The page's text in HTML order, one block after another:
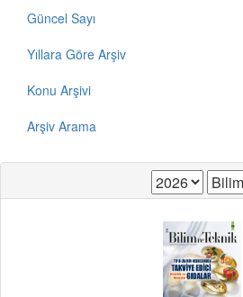
Güncel Sayı
Yıllara Göre Arşiv
Konu Arşivi
Arşiv Arama